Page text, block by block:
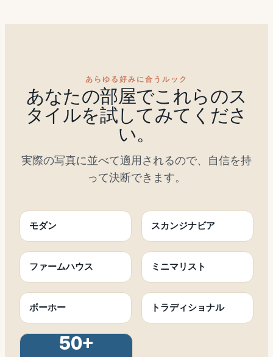
あらゆる好みに合うルック
あなたの部屋でこれらのス
タイルを試してみてくださ
い。
実際の写真に並べて適用されるので、自信を持
って決断できます。
モダン スカンジナビア
ファームハウス ミニマリスト
ボーホー トラディショナル
50+